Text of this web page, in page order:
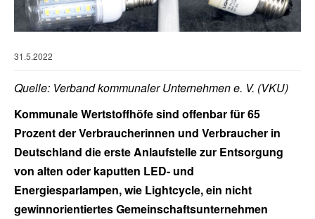
31.5.2022
Quelle: Verband kommunaler Unternehmen e. V. (VKU)
Kommunale Wertstoffhöfe sind offenbar für 65
Prozent der Verbraucherinnen und Verbraucher in
Deutschland die erste Anlaufstelle zur Entsorgung
von alten oder kaputten LED- und
Energiesparlampen, wie Lightcycle, ein nicht
gewinnorientiertes Gemeinschaftsunternehmen